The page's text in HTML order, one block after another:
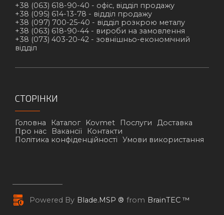
+38 (063) 618-90-40 - офіс, відділ продажу
+38 (095) 614-13-78 - відділ продажу
+38 (097) 700-25-40 - відділ розкрою металу
+38 (063) 618-90-44 - вироби на замовлення
+38 (073) 403-20-42 - зовнішньо-економічний
відділ
СТОРІНКИ
Головна Каталог Kovmet Послуги
Доставка
Про нас
Вакансії
Контакти
Політика конфіденційності
Умови використання
Powered By Blade.MSP ® from BrainTEC ™